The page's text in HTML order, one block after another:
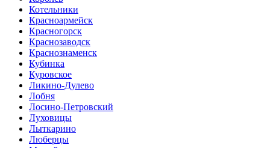
Котельники
Красноармейск
Красногорск
Краснозаводск
Краснознаменск
Кубинка
Куровское
Ликино-Дулево
Лобня
Лосино-Петровский
Луховицы
Лыткарино
Люберцы